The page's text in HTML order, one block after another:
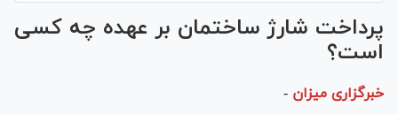
پرداخت شارژ ساختمان بر عهده چه کسی
است؟
خبرگزاری میزان -